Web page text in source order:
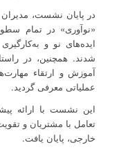
در پایان نشست،
«نوآوری» در تمام
ایده‌های نو و
شدند. همچنین، در
آموزش و ارتقاء
عملیاتی معرفی گردید.
این نشست با ارائه
تعامل با مشتریان و
خارجی، پایان یافت.